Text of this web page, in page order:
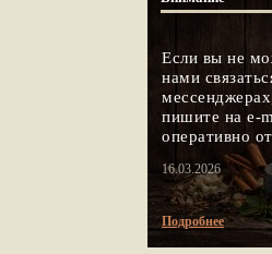
Если вы не
нами
пишите на e-
оперативно
16.03.2026
Подробнее